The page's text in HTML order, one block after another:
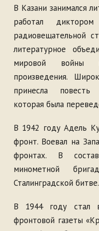
В Казани занимался
работал
радиовещательной
литературное
мировой войны
произведения.
принесла повесть
которая была
В 1942 году Адель
фронт. Воевал на
фронтах. В
минометной
Сталинградской битве.
В 1944 году стал
фронтовой газеты